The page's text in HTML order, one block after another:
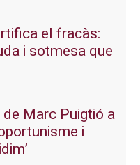
el fracàs:
i sotmesa que
de Marc Puigtió a
i